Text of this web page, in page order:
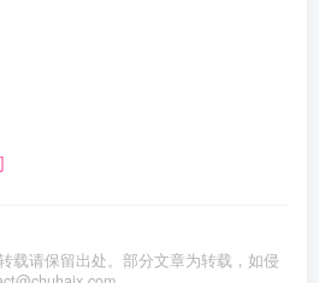
载请保留出处。部分文章为转载，如侵